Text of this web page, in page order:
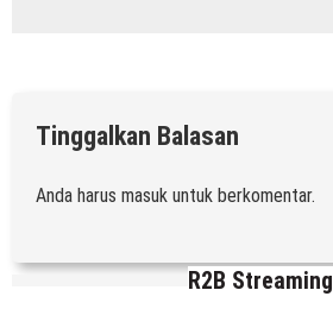
Tinggalkan Balasan
Anda harus masuk untuk berkomentar.
R2B Streaming